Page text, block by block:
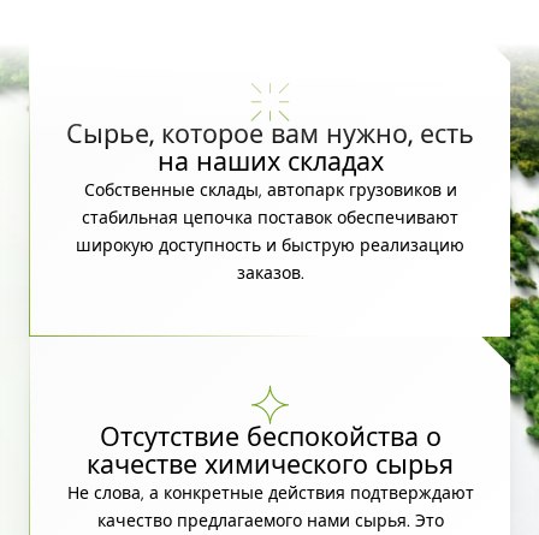
Сырье, которое вам нужно, есть
на наших складах
Собственные склады, автопарк грузовиков и
стабильная цепочка поставок обеспечивают
широкую доступность и быструю реализацию
заказов.
Отсутствие беспокойства о
качестве химического сырья
Не слова, а конкретные действия подтверждают
качество предлагаемого нами сырья. Это